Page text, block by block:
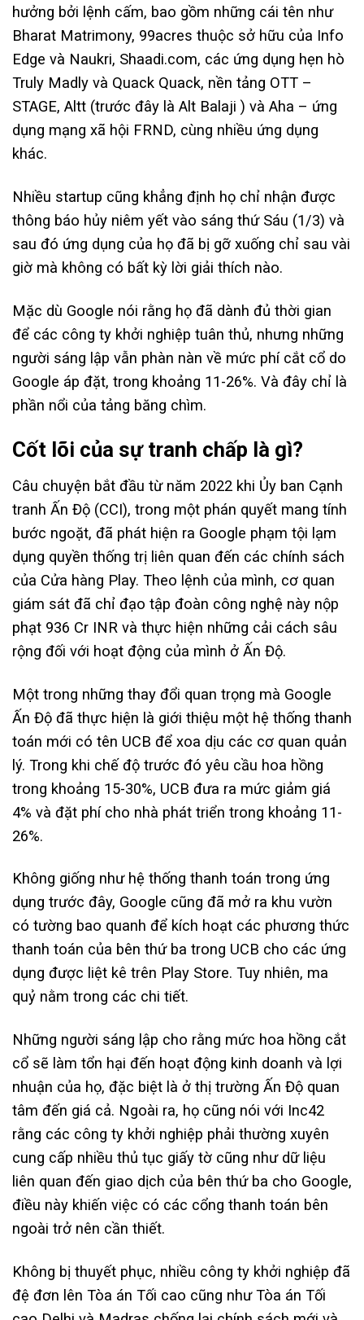
hưởng bởi lệnh cấm, bao gồm những cái tên như
Bharat Matrimony, 99acres thuộc sở hữu của Info
Edge và Naukri, Shaadi.com, các ứng dụng hẹn hò
Truly Madly và Quack Quack, nền tảng OTT –
STAGE, Altt (trước đây là Alt Balaji ) và Aha – ứng
dụng mạng xã hội FRND, cùng nhiều ứng dụng
khác.
Nhiều startup cũng khẳng định họ chỉ nhận được
thông báo hủy niêm yết vào sáng thứ Sáu (1/3) và
sau đó ứng dụng của họ đã bị gỡ xuống chỉ sau vài
giờ mà không có bất kỳ lời giải thích nào.
Mặc dù Google nói rằng họ đã dành đủ thời gian
để các công ty khởi nghiệp tuân thủ, nhưng những
người sáng lập vẫn phàn nàn về mức phí cắt cổ do
Google áp đặt, trong khoảng 11-26%. Và đây chỉ là
phần nổi của tảng băng chìm.
Cốt lõi của sự tranh chấp là gì?
Câu chuyện bắt đầu từ năm 2022 khi Ủy ban Cạnh
tranh Ấn Độ (CCI), trong một phán quyết mang tính
bước ngoặt, đã phát hiện ra Google phạm tội lạm
dụng quyền thống trị liên quan đến các chính sách
của Cửa hàng Play. Theo lệnh của mình, cơ quan
giám sát đã chỉ đạo tập đoàn công nghệ này nộp
phạt 936 Cr INR và thực hiện những cải cách sâu
rộng đối với hoạt động của mình ở Ấn Độ.
Một trong những thay đổi quan trọng mà Google
Ấn Độ đã thực hiện là giới thiệu một hệ thống thanh
toán mới có tên UCB để xoa dịu các cơ quan quản
lý. Trong khi chế độ trước đó yêu cầu hoa hồng
trong khoảng 15-30%, UCB đưa ra mức giảm giá
4% và đặt phí cho nhà phát triển trong khoảng 11-
26%.
Không giống như hệ thống thanh toán trong ứng
dụng trước đây, Google cũng đã mở ra khu vườn
có tường bao quanh để kích hoạt các phương thức
thanh toán của bên thứ ba trong UCB cho các ứng
dụng được liệt kê trên Play Store. Tuy nhiên, ma
quỷ nằm trong các chi tiết.
Những người sáng lập cho rằng mức hoa hồng cắt
cổ sẽ làm tổn hại đến hoạt động kinh doanh và lợi
nhuận của họ, đặc biệt là ở thị trường Ấn Độ quan
tâm đến giá cả. Ngoài ra, họ cũng nói với Inc42
rằng các công ty khởi nghiệp phải thường xuyên
cung cấp nhiều thủ tục giấy tờ cũng như dữ liệu
liên quan đến giao dịch của bên thứ ba cho Google,
điều này khiến việc có các cổng thanh toán bên
ngoài trở nên cần thiết.
Không bị thuyết phục, nhiều công ty khởi nghiệp đã
đệ đơn lên Tòa án Tối cao cũng như Tòa án Tối